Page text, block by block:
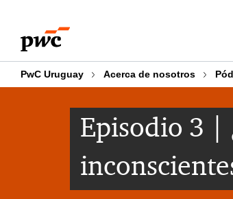
content
footer
PwC Uruguay Acerca de nosotros
Episodio 3 |